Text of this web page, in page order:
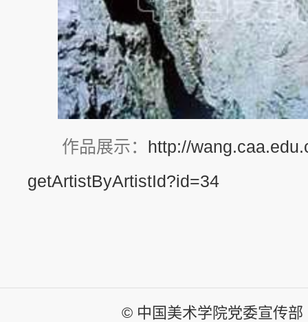
作品展示： http://
getArtistByArtistId?id=34
© 中国美术学院党委宣传